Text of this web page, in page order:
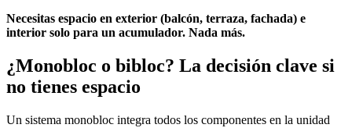
Necesitas espacio en exterior (balcón, terraza, fachada) e
interior solo para un acumulador. Nada más.
¿Monobloc o bibloc? La decisión clave si
no tienes espacio
Un sistema monobloc integra todos los componentes en la unidad